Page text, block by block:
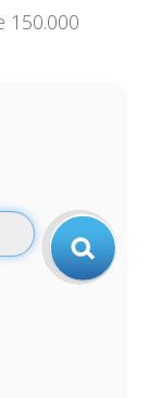
150.000